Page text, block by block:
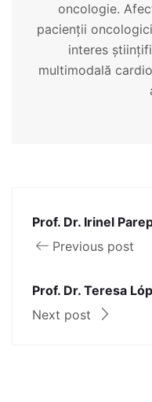
oncologie.
pacienții
interes
multimodală
Prof. Dr. Irinel
Previous post
Prof. Dr. Teresa
Next post